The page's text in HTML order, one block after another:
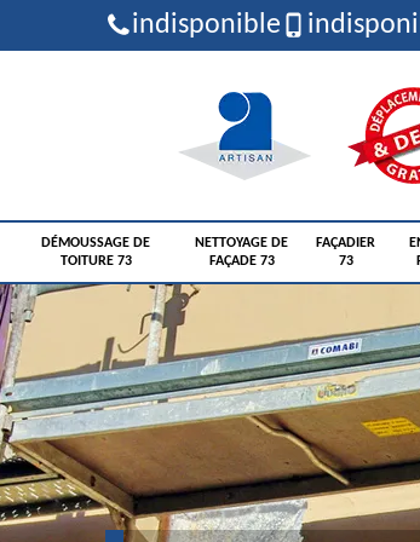
indisponible
DÉMOUSSAGE DE
TOITURE 73
NETTOYAGE DE
FAÇADE 73
FAÇADIER
73